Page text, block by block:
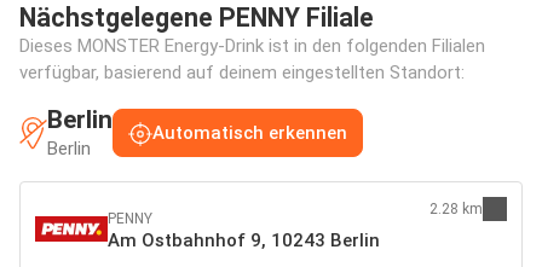
Nächstgelegene PENNY Filiale
Dieses MONSTER Energy-Drink ist in den folgenden Filialen
verfügbar, basierend auf deinem eingestellten Standort:
Berlin
Berlin
Automatisch erkennen
PENNY
Am Ostbahnhof 9, 10243 Berlin
2.28 km